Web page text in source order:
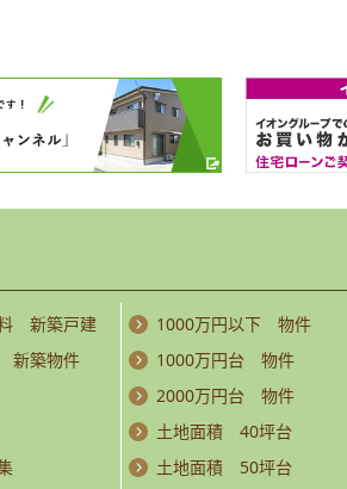
新築戸建
新築物件
1000万円以下 物件
1000万円台 物件
2000万円台 物件
土地面積 40坪台
土地面積 50坪台